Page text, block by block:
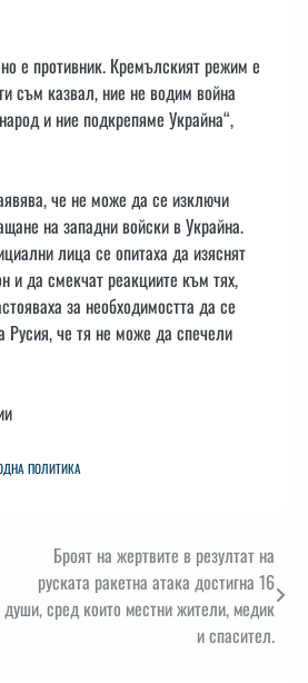
е противник. Кремълският режим е
съм казвал, ние не водим война
и ние подкрепяме Украйна“,
че не може да се изключи
на западни войски в Украйна.
лица се опитаха да изяснят
и да смекчат реакциите към тях,
за необходимостта да се
Русия, че тя не може да спечели
ПОЛИТИКА
Броят на жертвите в резултат на
руската ракетна атака достигна 16
души, сред които местни жители, медик
и спасител.